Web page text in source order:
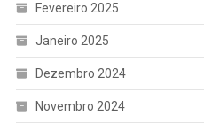
Fevereiro 2025
Janeiro 2025
Dezembro 2024
Novembro 2024